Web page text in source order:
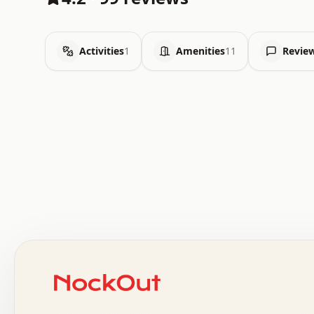
Activities1 Amenities11
.   +   .   .   o   .   .   .   .   .   .   :   .
.   .   .   o   .   .   .   .   .   .   .   .   x   .